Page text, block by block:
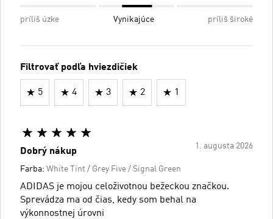
príliš úzke Vynikajúce príliš široké
Filtrovať podľa hviezdičiek
5 4 3 2 1
1. augusta 2026
Dobrý nákup
Farba: White Tint / Grey Five / Signal Green
ADIDAS je mojou celoživotnou bežeckou značkou.
Sprevádza ma od čias, kedy som behal na
výkonnostnej úrovni